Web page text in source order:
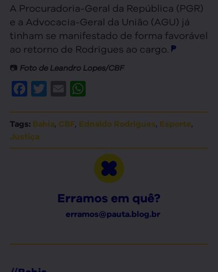
A Procuradoria-Geral da República (PGR)
e a Advocacia-Geral da União (AGU) já
tinham se manifestado de forma favorável
ao retorno de Rodrigues ao cargo.
📷 Foto de Leandro Lopes/CBF
Facebook
Twitter
Email
Tags: Bahia, CBF, Ednaldo Rodrigues, Esporte,
Justiça
Erramos em quê?
erramos@pauta.blog.br